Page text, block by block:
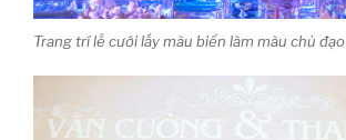
Trang trí lễ cưới lấy màu biển làm màu chủ đạo